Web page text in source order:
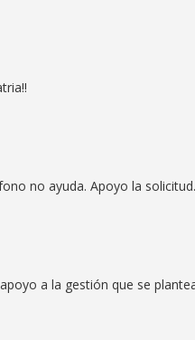
no ayuda. Apoyo la solicitud.
a la gestión que se